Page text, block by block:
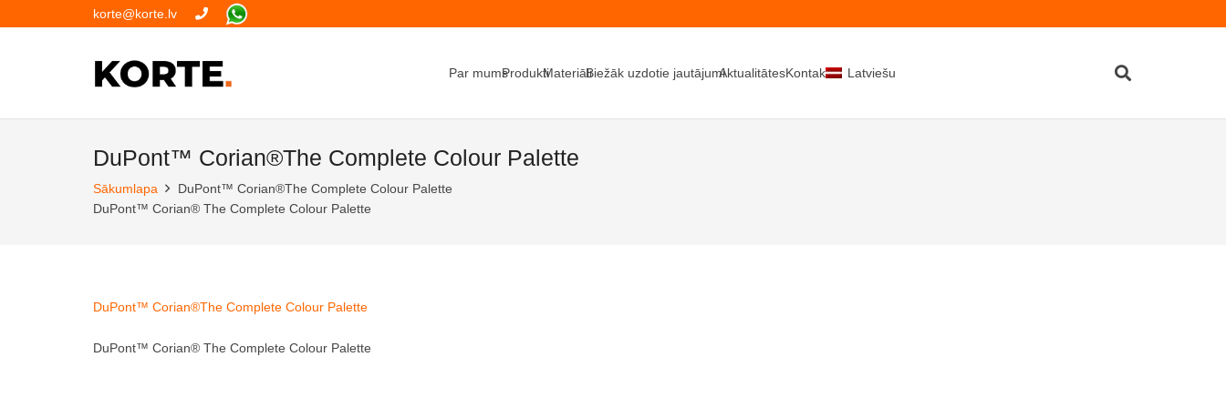
korte@korte.lv
Par mumsProduktiMateriāliBiežāk uzdotie jautājumiAktualitātesKontakti Latviešu
DuPont™ Corian®The Complete Colour Palette
Sākumlapa
DuPont™ Corian®The Complete Colour Palette
DuPont™ Corian® The Complete Colour Palette
DuPont™ Corian®The Complete Colour Palette
DuPont™ Corian® The Complete Colour Palette